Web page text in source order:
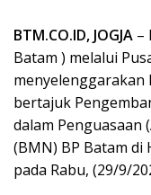
BTM.CO.ID, JOGJA –
Batam ) melalui
menyelenggarakan
bertajuk
dalam Penguasaan
(BMN) BP Batam
pada Rabu, (29/9/